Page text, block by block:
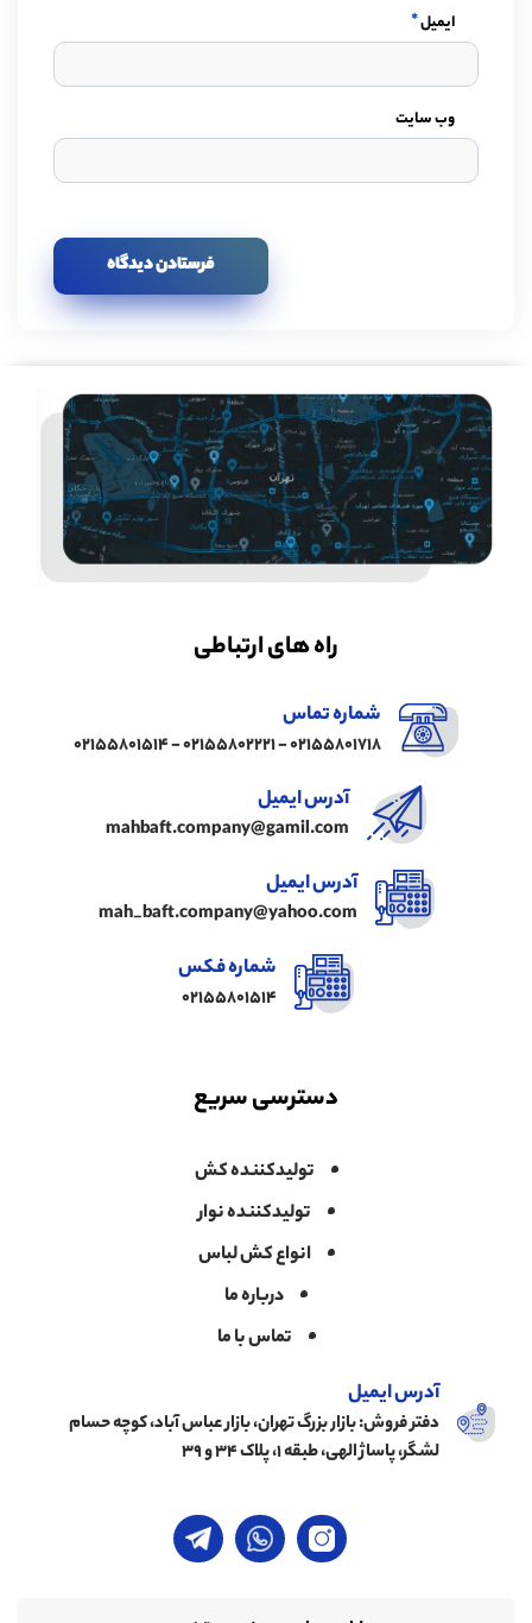
ایمیل*
وب سایت
راه های ارتباطی
شماره تماس
02155801718 - 02155802221 - 02155801514
آدرس ایمیل
mahbaft.company@gamil.com
آدرس ایمیل
mah_baft.company@yahoo.com
شماره فکس
02155801514
دسترسی سریع
تولیدکننده کش
تولیدکننده نوار
انواع کش لباس
درباره ما
تماس با ما
آدرس ایمیل
دفتر فروش: بازار بزرگ تهران، بازار عباس آباد، کوچه حسام
لشگر، پاساژ الهی، طبقه ۱، پلاک ۳۴ و ۳۹